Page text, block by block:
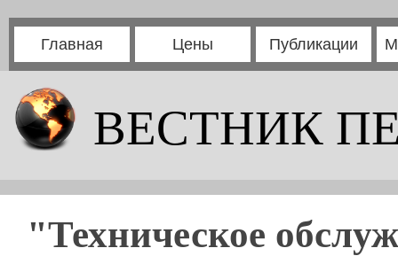
Главная Цены Публикации
ВЕСТНИК
"Техническое